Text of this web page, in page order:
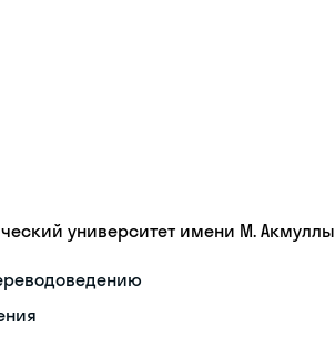
университет имени М. Акмуллы